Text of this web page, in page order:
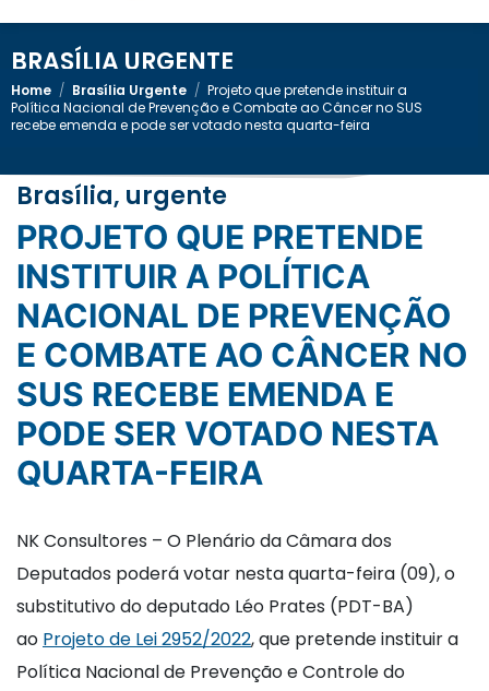
BRASÍLIA URGENTE
Home / Brasília Urgente / Projeto que pretende instituir a
Política Nacional de Prevenção e Combate ao Câncer no SUS
recebe emenda e pode ser votado nesta quarta-feira
Brasília, urgente
PROJETO QUE PRETENDE
INSTITUIR A POLÍTICA
NACIONAL DE PREVENÇÃO
E COMBATE AO CÂNCER NO
SUS RECEBE EMENDA E
PODE SER VOTADO NESTA
QUARTA-FEIRA
NK Consultores – O Plenário da Câmara dos
Deputados poderá votar nesta quarta-feira (09), o
substitutivo do deputado Léo Prates (PDT-BA)
ao Projeto de Lei 2952/2022, que pretende instituir a
Política Nacional de Prevenção e Controle do